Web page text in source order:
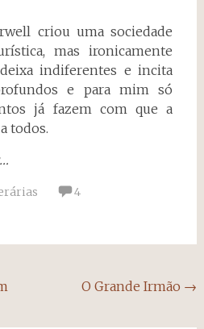
criou uma sociedade
mas ironicamente
indiferentes e incita
e para mim só
já fazem com que a
todos.
4
O Grande Irmão →